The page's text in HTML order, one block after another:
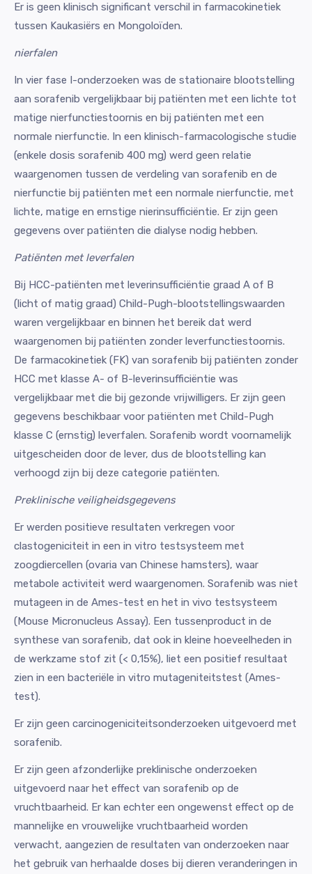
Er is geen klinisch significant verschil in farmacokinetiek
tussen Kaukasiërs en Mongoloïden.
nierfalen
In vier fase I-onderzoeken was de stationaire blootstelling
aan sorafenib vergelijkbaar bij patiënten met een lichte tot
matige nierfunctiestoornis en bij patiënten met een
normale nierfunctie. In een klinisch-farmacologische studie
(enkele dosis sorafenib 400 mg) werd geen relatie
waargenomen tussen de verdeling van sorafenib en de
nierfunctie bij patiënten met een normale nierfunctie, met
lichte, matige en ernstige nierinsufficiëntie. Er zijn geen
gegevens over patiënten die dialyse nodig hebben.
Patiënten met leverfalen
Bij HCC-patiënten met leverinsufficiëntie graad A of B
(licht of matig graad) Child-Pugh-blootstellingswaarden
waren vergelijkbaar en binnen het bereik dat werd
waargenomen bij patiënten zonder leverfunctiestoornis.
De farmacokinetiek (FK) van sorafenib bij patiënten zonder
HCC met klasse A- of B-leverinsufficiëntie was
vergelijkbaar met die bij gezonde vrijwilligers. Er zijn geen
gegevens beschikbaar voor patiënten met Child-Pugh
klasse C (ernstig) leverfalen. Sorafenib wordt voornamelijk
uitgescheiden door de lever, dus de blootstelling kan
verhoogd zijn bij deze categorie patiënten.
Preklinische veiligheidsgegevens
Er werden positieve resultaten verkregen voor
clastogeniciteit in een in vitro testsysteem met
zoogdiercellen (ovaria van Chinese hamsters), waar
metabole activiteit werd waargenomen. Sorafenib was niet
mutageen in de Ames-test en het in vivo testsysteem
(Mouse Micronucleus Assay). Een tussenproduct in de
synthese van sorafenib, dat ook in kleine hoeveelheden in
de werkzame stof zit (< 0,15%), liet een positief resultaat
zien in een bacteriële in vitro mutageniteitstest (Ames-
test).
Er zijn geen carcinogeniciteitsonderzoeken uitgevoerd met
sorafenib.
Er zijn geen afzonderlijke preklinische onderzoeken
uitgevoerd naar het effect van sorafenib op de
vruchtbaarheid. Er kan echter een ongewenst effect op de
mannelijke en vrouwelijke vruchtbaarheid worden
verwacht, aangezien de resultaten van onderzoeken naar
het gebruik van herhaalde doses bij dieren veranderingen in